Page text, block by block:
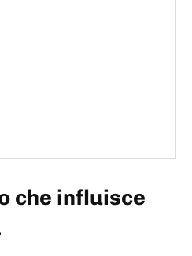
che influisce